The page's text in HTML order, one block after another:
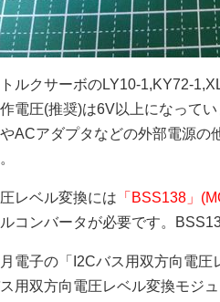
ルクサーボのLY10-1,KY72-
電圧(推奨)は6V以上になって
ACアダプタなどの外部電源の
レベル変換には 「BSS138」
コンバータが必要です。
電子の「I2Cバス用双方向電
用双方向電圧レベル変換モジ